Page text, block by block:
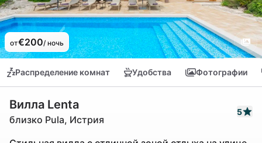
от€200/ ночь
Распределение комнат Удобства Фотографии
Вилла Lenta
близко Pula, Истрия
5